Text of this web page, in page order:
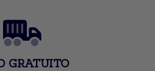
GRATUITO